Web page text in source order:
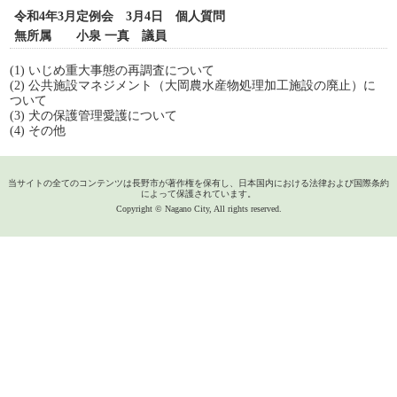
令和4年3月定例会 3月4日 個人質問
無所属 小泉 一真 議員
(1) いじめ重大事態の再調査について
(2) 公共施設マネジメント（大岡農水産物処理加工施設の廃止）に
ついて
(3) 犬の保護管理愛護について
(4) その他
当サイトの全てのコンテンツは長野市が著作権を保有し、日本国内における法律および国際条約
によって保護されています。
Copyright © Nagano City, All rights reserved.